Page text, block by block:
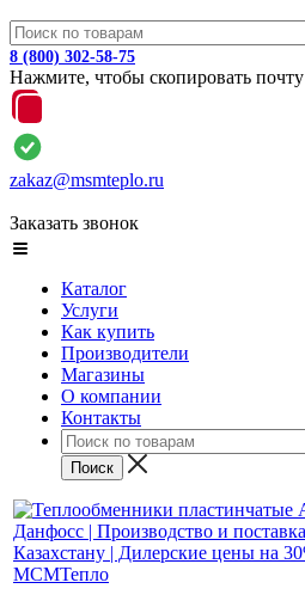
8 (800) 302-58-75
Нажмите, чтобы скопировать почту
zakaz@msmteplo.ru
Заказать звонок
Каталог
Услуги
Как купить
Производители
Магазины
О компании
Контакты